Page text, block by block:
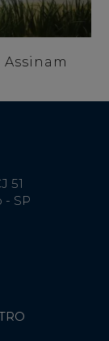
Assinam
51
- SP